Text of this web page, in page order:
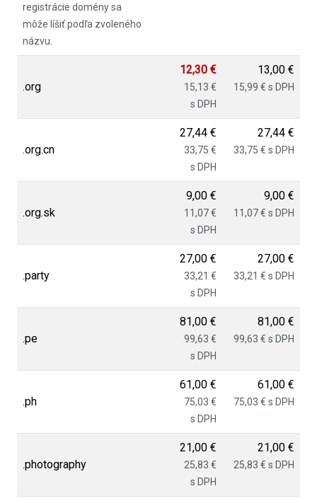
registrácie domény sa
môže líšiť podľa zvoleného
názvu.
.org
12,30 €
15,13 €
s DPH
13,00 €
15,99 € s DPH
.org.cn
27,44 €
33,75 €
s DPH
27,44 €
33,75 € s DPH
.org.sk
9,00 €
11,07 €
s DPH
9,00 €
11,07 € s DPH
.party
27,00 €
33,21 €
s DPH
27,00 €
33,21 € s DPH
.pe
81,00 €
99,63 €
s DPH
81,00 €
99,63 € s DPH
.ph
61,00 €
75,03 €
s DPH
61,00 €
75,03 € s DPH
.photography
21,00 €
25,83 €
s DPH
21,00 €
25,83 € s DPH